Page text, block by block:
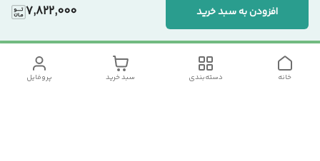
7,822,000 افزودن به سبد خرید
پروفایل سبد خرید دسته‌بندی خانه